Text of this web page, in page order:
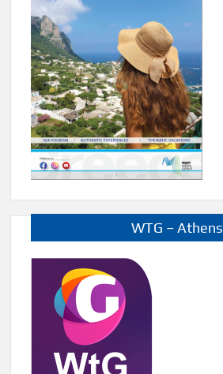
WTG – Athens